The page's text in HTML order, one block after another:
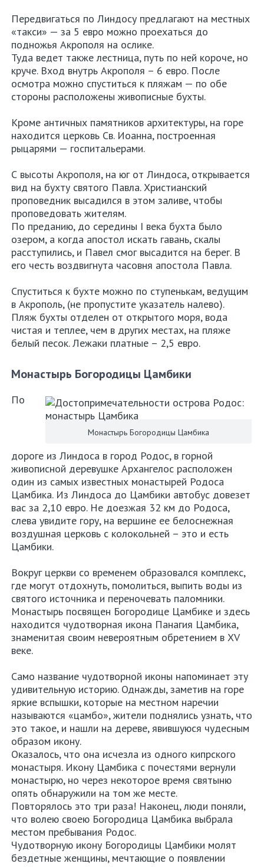
Передвигаться по Линдосу предлагают на местных
«такси» — за 5 евро можно проехаться до
подножья Акрополя на ослике.
Туда ведет также лестница, путь по ней короче, но
круче. Вход внутрь Акрополя – 6 евро. После
осмотра можно спуститься к пляжам — по обе
стороны расположены живописные бухты.
Кроме античных памятников архитектуры, на горе
находится церковь Св. Иоанна, построенная
рыцарями — госпитальерами.
С высоты Акрополя, на юг от Линдоса, открывается
вид на бухту святого Павла. Христианский
проповедник высадился в этом заливе, чтобы
проповедовать жителям.
По преданию, до середины I века бухта было
озером, а когда апостол искать гавань, скалы
расступились, и Павел смог высадится на берег. В
его честь воздвигнута часовня апостола Павла.
Спуститься к бухте можно по ступенькам, ведущим
в Акрополь, (не пропустите указатель налево).
Пляж бухты отделен от открытого моря, вода
чистая и теплее, чем в других местах, на пляже
белый песок. Лежаки платные – 2,5 евро.
Монастырь Богородицы Цамбики
Монастырь Богородицы Цамбика
По
дороге из Линдоса в город Родос, в горной
живописной деревушке Архангелос расположен
один из самых известных монастырей Родоса
Цамбика. Из Линдоса до Цамбики автобус довезет
вас за 2,10 евро. Не доезжая 32 км до Родоса,
слева увидите гору, на вершине ее белоснежная
воздушная церковь с колокольней – это и есть
Цамбики.
Вокруг церкви со временем образовался комплекс,
где могут отдохнуть, помолиться, выпить воды из
святого источника и переночевать паломники.
Монастырь посвящен Богородице Цамбике и здесь
находится чудотворная икона Панагия Цамбика,
знаменитая своим невероятным обретением в XV
веке.
Само название чудотворной иконы напоминает эту
удивительную историю. Однажды, заметив на горе
яркие вспышки, которые на местном наречии
называются «цамбо», жители поднялись узнать, что
это такое, и нашли на дереве, явившуюся чудесным
образом икону.
Оказалось, что она исчезла из одного кипрского
монастыря. Икону Цамбика с почестями вернули
монастырю, но через некоторое время святыню
опять обнаружили на том же месте.
Повторялось это три раза! Наконец, люди поняли,
что волею своею Богородица Цамбика выбрала
местом пребывания Родос.
Чудотворную икону Богородицы Цамбики молят
бездетные женщины, мечтающие о появлении